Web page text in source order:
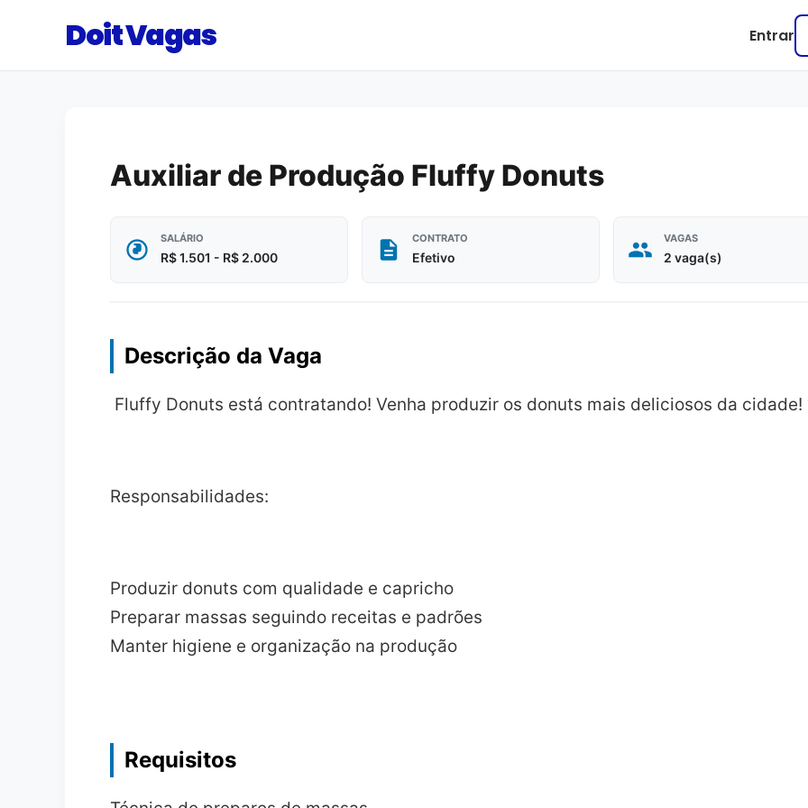
Doit Vagas Entrar
Auxiliar de Produção Fluffy Donuts
SALÁRIO
R$ 1.501 - R$ 2.000
CONTRATO
Efetivo
VAGAS
2 vaga(s)
Descrição da Vaga
Fluffy Donuts está contratando! Venha produzir os donuts mais deliciosos da cidade!
Responsabilidades:
Produzir donuts com qualidade e capricho
Preparar massas seguindo receitas e padrões
Manter higiene e organização na produção
Requisitos